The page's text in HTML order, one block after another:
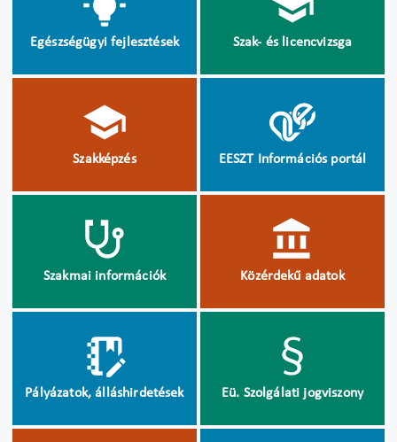
Egészségügyi fejlesztések Szak- és licencvizsga
Szakképzés EESZT Információs portál
Szakmai információk Közérdekű adatok
Pályázatok, álláshirdetések Eü. Szolgálati jogviszony